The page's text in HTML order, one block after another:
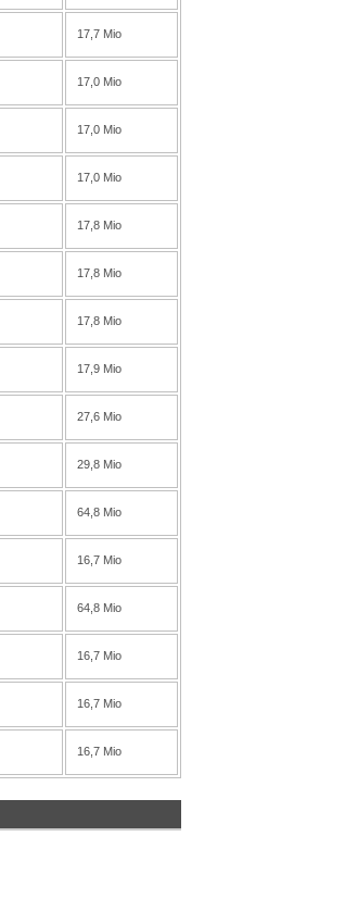
17,7 Mio
17,0 Mio
17,0 Mio
17,0 Mio
17,8 Mio
17,8 Mio
17,8 Mio
17,9 Mio
27,6 Mio
29,8 Mio
64,8 Mio
16,7 Mio
64,8 Mio
16,7 Mio
16,7 Mio
16,7 Mio